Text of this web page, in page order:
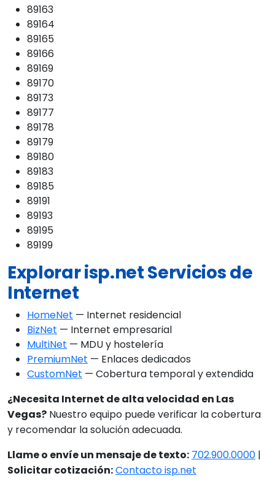
89163
89164
89165
89166
89169
89170
89173
89177
89178
89179
89180
89183
89185
89191
89193
89195
89199
Explorar isp.net Servicios de
Internet
HomeNet — Internet residencial
BizNet — Internet empresarial
MultiNet — MDU y hostelería
PremiumNet — Enlaces dedicados
CustomNet — Cobertura temporal y extendida
¿Necesita Internet de alta velocidad en Las
Vegas? Nuestro equipo puede verificar la cobertura
y recomendar la solución adecuada.
Llame o envíe un mensaje de texto: 702.900.0000 |
Solicitar cotización:Contacto isp.net